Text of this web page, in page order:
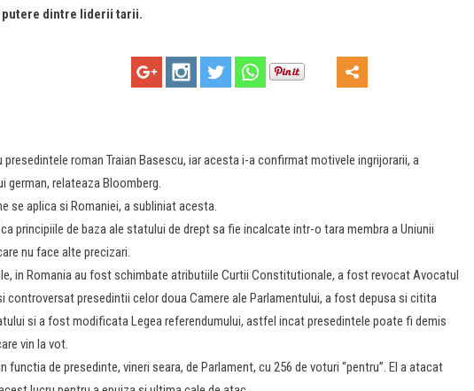
putere dintre liderii tarii.
roman Traian Basescu, iar acesta i-a confirmat motivele ingrijorarii, a
german, relateaza Bloomberg.
se aplica si Romaniei, a subliniat acesta.
principiile de baza ale statului de drept sa fie incalcate intr-o tara membra a Uniunii
nu face alte precizari.
in Romania au fost schimbate atributiile Curtii Constitutionale, a fost revocat Avocatul
controversat presedintii celor doua Camere ale Parlamentului, a fost depusa si citita
si a fost modificata Legea referendumului, astfel incat presedintele poate fi demis
vin la vot.
functia de presedinte, vineri seara, de Parlament, cu 256 de voturi “pentru”. El a atacat